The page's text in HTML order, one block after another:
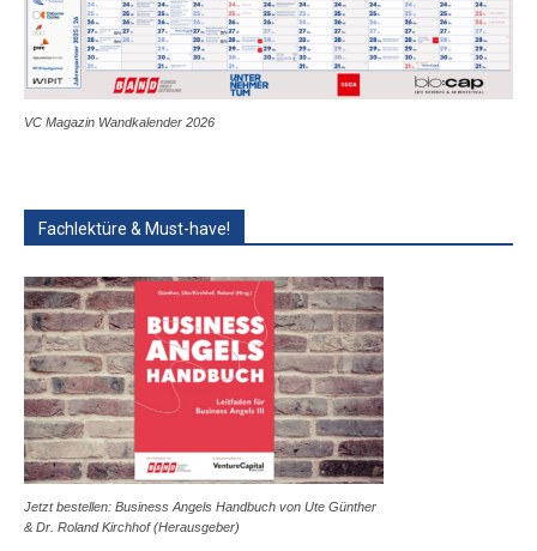
VC Magazin Wandkalender 2026
Fachlektüre & Must-have!
Jetzt bestellen: Business Angels Handbuch von Ute Günther
& Dr. Roland Kirchhof (Herausgeber)